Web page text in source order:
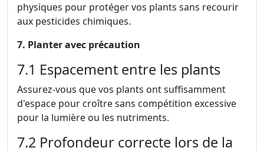
physiques pour protéger vos plants sans recourir
aux pesticides chimiques.
7. Planter avec précaution
7.1 Espacement entre les plants
Assurez-vous que vos plants ont suffisamment
d'espace pour croître sans compétition excessive
pour la lumière ou les nutriments.
7.2 Profondeur correcte lors de la